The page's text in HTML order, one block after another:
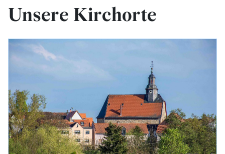
Unsere Kirchorte